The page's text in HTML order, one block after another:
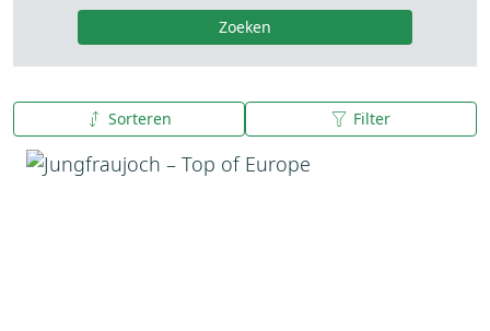
Zoeken
Sorteren Filter
A tot Z
Z tot A